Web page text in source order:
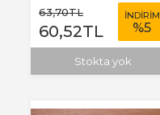
63,70TL
60,52TL
İNDİRİM
%5
Stokta yok